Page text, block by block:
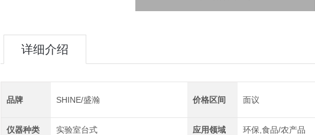
详细介绍
品牌 SHINE/盛瀚 价格区间 面议
仪器种类 实验室台式 应用领域 环保,食品/农产品